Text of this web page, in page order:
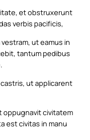
et obstruxerunt
verbis pacificis,
ut eamus in
tantum pedibus
ut applicarent
oppugnavit civitatem
est civitas in manu